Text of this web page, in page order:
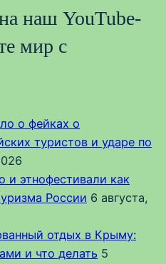
наш YouTube-
мир с
о фейках о
туристов и ударе по
и этнофестивали как
России 6 августа,
отдых в Крыму:
и что делать 5